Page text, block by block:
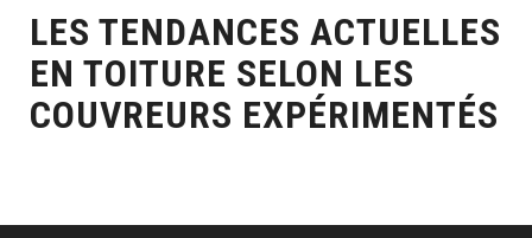
LES TENDANCES ACTUELLES
EN TOITURE SELON LES
COUVREURS EXPÉRIMENTÉS